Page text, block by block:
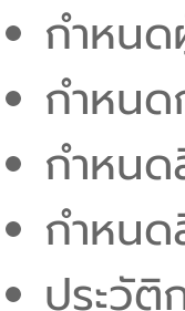
กำหน
กำหน
กำหน
กำหน
ประวั